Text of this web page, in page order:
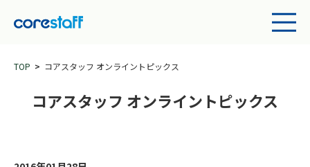
TOP コアスタッフ オンライントピックス
コアスタッフ オンライントピックス